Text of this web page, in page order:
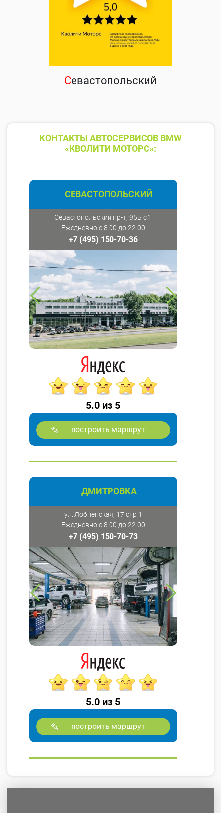
Севастопольский
КОНТАКТЫ АВТОСЕРВИСОВ BMW
«КВОЛИТИ МОТОРС»:
СЕВАСТОПОЛЬСКИЙ
Севастопольский пр-т, 95Б с.1
Ежедневно с 8:00 до 22:00
+7 (495) 150-70-36
5.0 из 5
построить маршрут
ДМИТРОВКА
ул. Лобненская, 17 стр 1
Ежедневно с 8:00 до 22:00
+7 (495) 150-70-73
5.0 из 5
построить маршрут